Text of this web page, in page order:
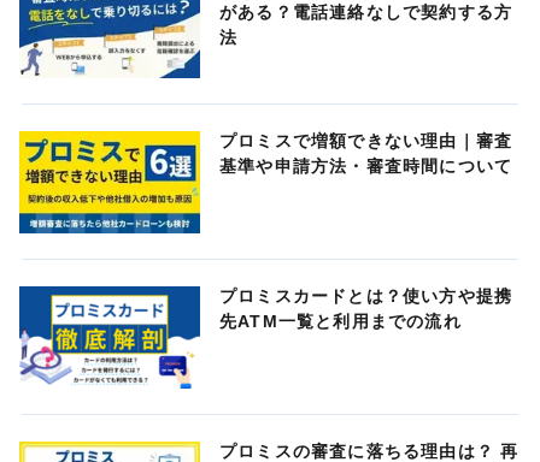
がある？電話連絡なしで契約する方
法
プロミスで増額できない理由｜審査
基準や申請方法・審査時間について
プロミスカードとは？使い方や提携
先ATM一覧と利用までの流れ
プロミスの審査に落ちる理由は？ 再